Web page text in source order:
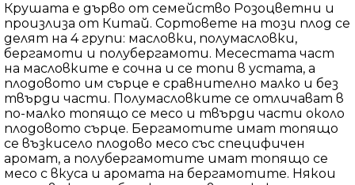
Крушата е дърво от семейство Розоцветни и
произлиза от Китай. Сортовете на този плод се
делят на 4 групи: масловки, полумасловки,
бергамоти и полубергамоти. Месестата част
на масловките е сочна и се топи в устата, а
плодовото им сърце е сравнително малко и без
твърди части. Полумасловките се отличават в
по-малко топящо се месо и твърди части около
плодовото сърце. Бергамотите имат топящо
се възкисело плодово месо със специфичен
аромат, а полубергамотите имат топящо се
месо с вкуса и аромата на бергамотите. Някои